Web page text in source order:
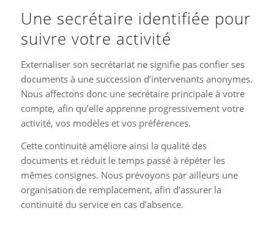
Une secrétaire identifiée pour
suivre votre activité
Externaliser son secrétariat ne signifie pas confier ses
documents à une succession d’intervenants anonymes.
Nous affectons donc une secrétaire principale à votre
compte, afin qu’elle apprenne progressivement votre
activité, vos modèles et vos préférences.
Cette continuité améliore ainsi la qualité des
documents et réduit le temps passé à répéter les
mêmes consignes. Nous prévoyons par ailleurs une
organisation de remplacement, afin d’assurer la
continuité du service en cas d’absence.